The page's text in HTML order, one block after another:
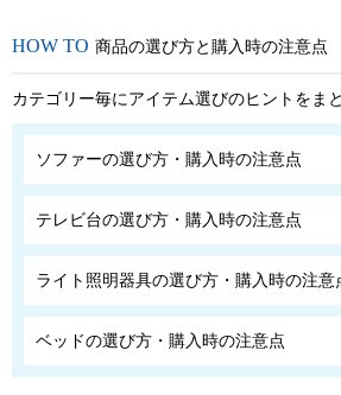
商品の選び方と購入時の注意点
カテゴリー毎にアイテム選びのヒントをま
ソファーの選び方・購入時の注意点
テレビ台の選び方・購入時の注意点
ライト照明器具の選び方・購入時の注意
ベッドの選び方・購入時の注意点